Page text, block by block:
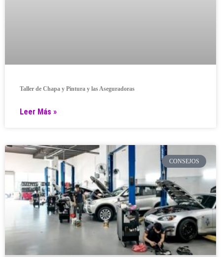
Taller de Chapa y Pintura y las Aseguradoras
Leer Más »
CONSEJOS